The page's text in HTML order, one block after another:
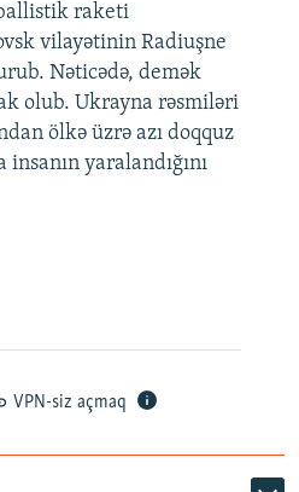
raketi
vilayətinin Radiuşne
Nəticədə, demək
olub. Ukrayna rəsmiləri
ölkə üzrə azı doqquz
yaralandığını
VPN-siz açmaq